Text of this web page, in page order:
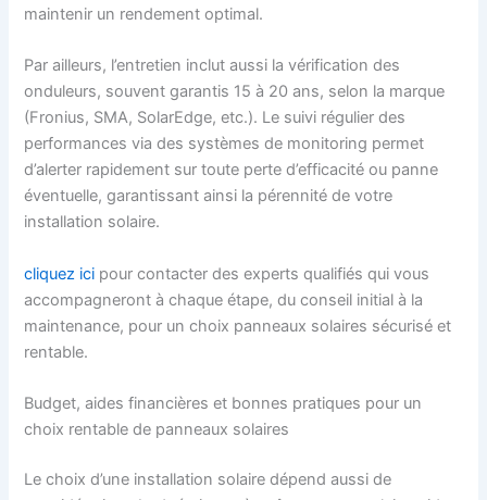
maintenir un rendement optimal.
Par ailleurs, l’entretien inclut aussi la vérification des
onduleurs, souvent garantis 15 à 20 ans, selon la marque
(Fronius, SMA, SolarEdge, etc.). Le suivi régulier des
performances via des systèmes de monitoring permet
d’alerter rapidement sur toute perte d’efficacité ou panne
éventuelle, garantissant ainsi la pérennité de votre
installation solaire.
cliquez ici pour contacter des experts qualifiés qui vous
accompagneront à chaque étape, du conseil initial à la
maintenance, pour un choix panneaux solaires sécurisé et
rentable.
Budget, aides financières et bonnes pratiques pour un
choix rentable de panneaux solaires
Le choix d’une installation solaire dépend aussi de